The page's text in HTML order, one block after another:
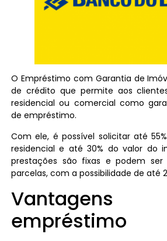
O Empréstimo com Garantia de
de crédito que permite aos
residencial ou comercial como
de empréstimo.
Com ele, é possível solicitar até
residencial e até 30% do valor do
prestações são fixas e podem
parcelas, com a possibilidade de até
empréstimo